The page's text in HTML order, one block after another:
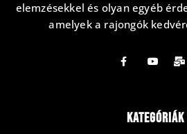
elemzésekkel és olyan egyéb
amelyek a rajongók
Kategóriák